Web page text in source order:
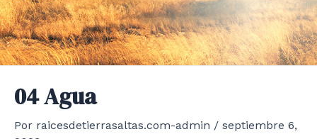
04 Agua
Por raicesdetierrasaltas.com-admin / septiembre 6,